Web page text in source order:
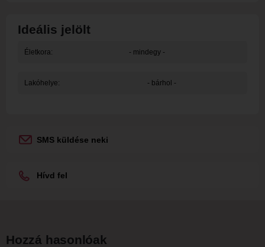
Ideális jelölt
Életkora: - mindegy -
Lakóhelye: - bárhol -
SMS küldése neki
Hívd fel
Hozzá hasonlóak